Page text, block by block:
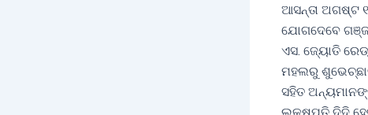
ଆସନ୍ତା ଅଗଷ୍ଟ
ଯୋଗଦେବେ
ଏସ. ଜ୍ୟୋତି
ମହଲରୁ
ସହିତ